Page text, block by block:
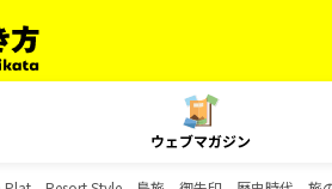
ウェブマガジン